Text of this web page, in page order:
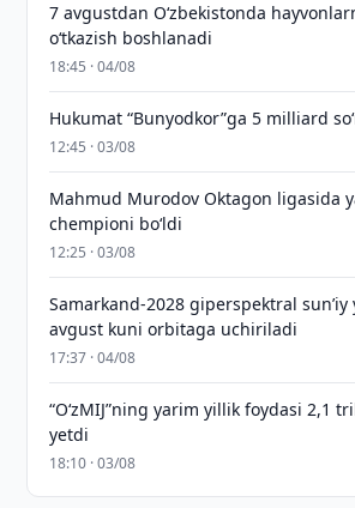
7 avgustdan O‘zbekistonda
o‘tkazish boshlanadi
18:45 · 04/08
Hukumat “Bunyodkor”ga 5 milliard
12:45 · 03/08
Mahmud Murodov Oktagon ligasida
chempioni bo‘ldi
12:25 · 03/08
Samarkand-2028 giperspektral sun’iy
avgust kuni orbitaga uchiriladi
17:37 · 04/08
“O‘zMIJ”ning yarim yillik foydasi 2,1
yetdi
18:10 · 03/08